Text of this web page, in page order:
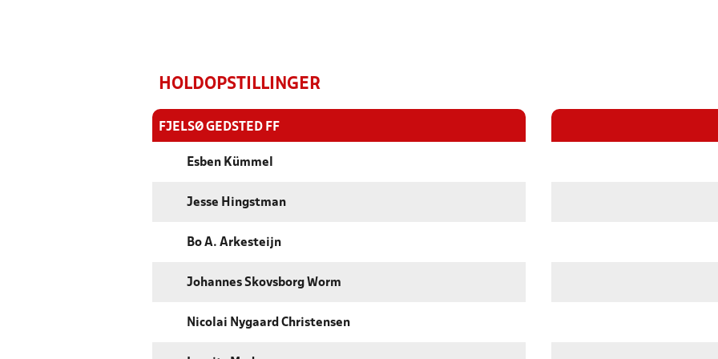
HOLDOPSTILLINGER
FJELSØ GEDSTED FF
Esben Kümmel
Jesse Hingstman
Bo A. Arkesteijn
Johannes Skovsborg Worm
Nicolai Nygaard Christensen